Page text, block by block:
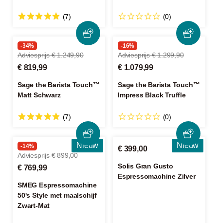
(7) (0)
-34%
Adviesprijs € 1.249,90
€ 819,99
Sage the Barista Touch™
Matt Schwarz
(7)
-16%
Adviesprijs € 1.299,90
€ 1.079,99
Sage the Barista Touch™
Impress Black Truffle
(0)
Nieuw
-14%
Adviesprijs € 899,00
€ 769,99
SMEG Espressomachine
50's Style met maalschijf
Zwart-Mat
Nieuw
€ 399,00
Solis Gran Gusto
Espressomachine Zilver